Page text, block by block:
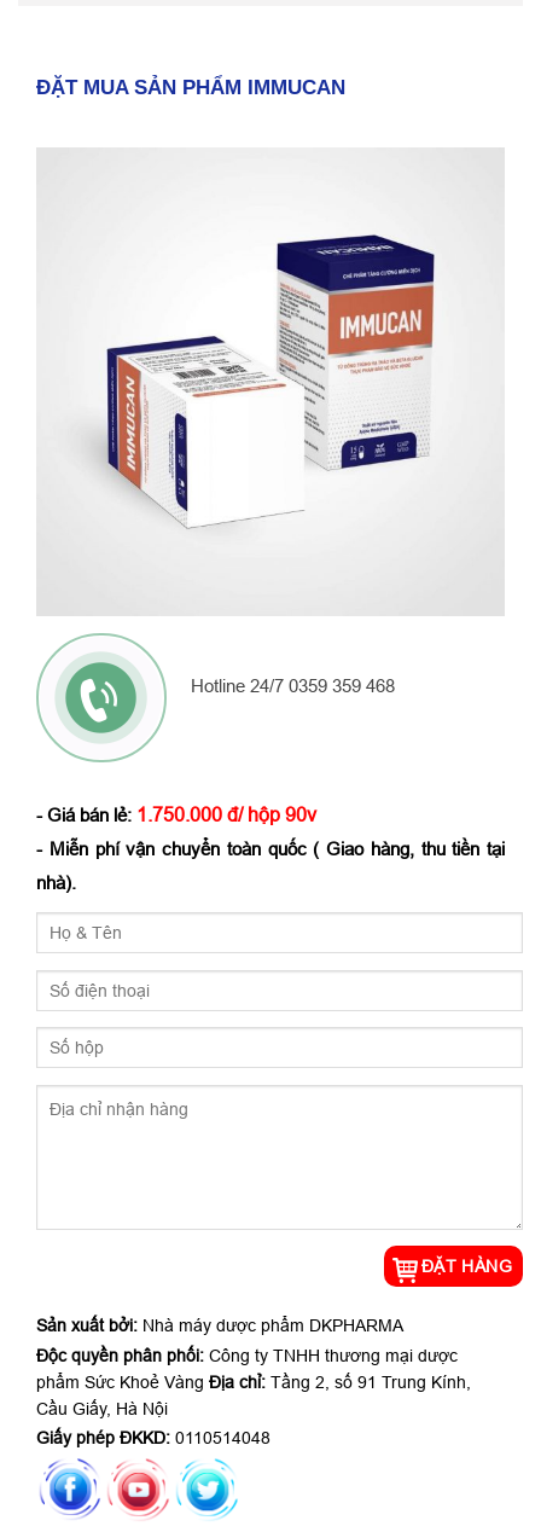
ĐẶT MUA SẢN PHẨM IMMUCAN
Hotline 24/7 0359 359 468
- Giá bán lẻ: 1.750.000 đ/ hộp 90v
- Miễn phí vận chuyển toàn quốc ( Giao hàng, thu tiền tại
nhà).
Sản xuất bởi: Nhà máy dược phẩm DKPHARMA
Độc quyền phân phối: Công ty TNHH thương mại dược
phẩm Sức Khoẻ Vàng Địa chỉ: Tầng 2, số 91 Trung Kính,
Cầu Giấy, Hà Nội
Giấy phép ĐKKD: 0110514048